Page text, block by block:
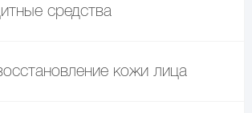
средства
кожи лица